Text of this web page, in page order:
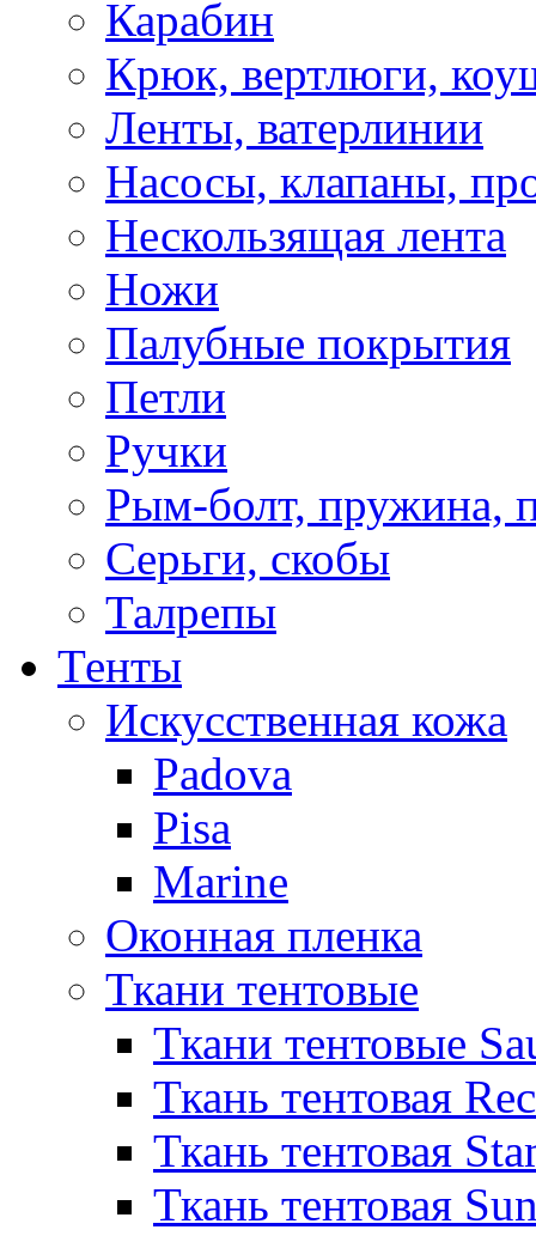
Карабин
Крюк, вертлюги,
Ленты, ватерлинии
Насосы, клапаны,
Нескользящая лента
Ножи
Палубные покрытия
Петли
Ручки
Рым-болт, пружина,
Серьги, скобы
Талрепы
Тенты
Искусственная кожа
Padova
Pisa
Marine
Оконная пленка
Ткани тентовые
Ткани тентовые
Ткань тентовая
Ткань тентовая
Ткань тентовая